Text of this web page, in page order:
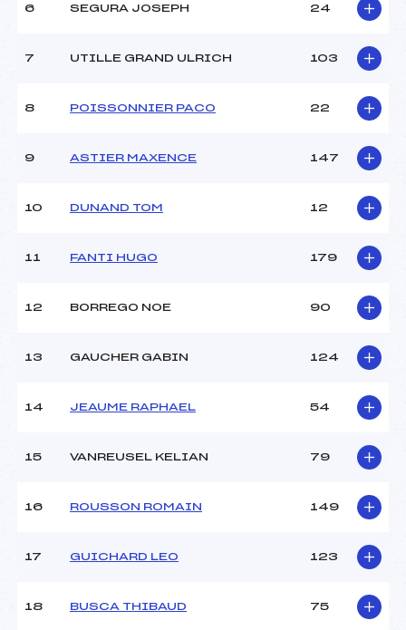
Heure de départ :
11H00
Ouvreurs D :
Météo :
Nombre de portes :
Traceur :
Ouvreurs C :
Ouvreurs E :
Pénalité appliquée :
181.6200
6 SEGURA JOSEPH 24
7 UTILLE GRAND ULRICH 103
8 POISSONNIER PACO 22
9 ASTIER MAXENCE 147
10 DUNAND TOM 12
11 FANTI HUGO 179
12 BORREGO NOE 90
13 GAUCHER GABIN 124
14 JEAUME RAPHAEL 54
15 VANREUSEL KELIAN 79
16 ROUSSON ROMAIN 149
17 GUICHARD LEO 123
18 BUSCA THIBAUD 75